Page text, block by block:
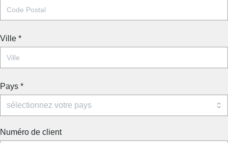
Ville *
Pays *
Numéro de client